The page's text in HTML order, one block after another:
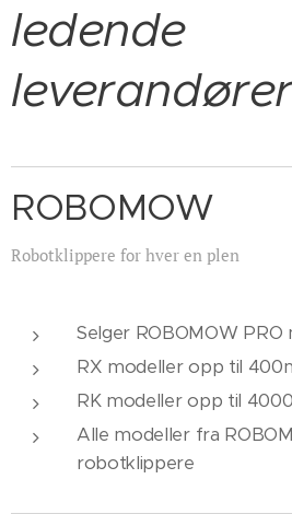
ledende
ROBOMOW
Robotklippere for hver en plen
Selger ROBOMOW PRO
RX modeller opp til
RK modeller opp til
Alle modeller fra
robotklippere